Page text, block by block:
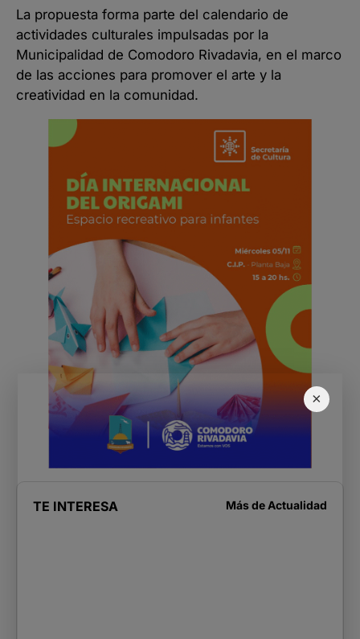
×
La propuesta forma parte del calendario de
actividades culturales impulsadas por la
Municipalidad de Comodoro Rivadavia, en el marco
de las acciones para promover el arte y la
creatividad en la comunidad.
TE INTERESA Más de Actualidad